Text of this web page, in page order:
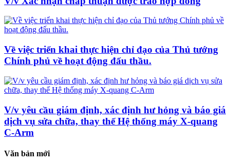
Về việc triển khai thực hiện chỉ đạo của Thủ tướng
Chính phủ về hoạt động đấu thầu.
V/v yêu cầu giám định, xác định hư hỏng và báo giá
dịch vụ sửa chữa, thay thế Hệ thống máy X-quang
C-Arm
Văn bản mới